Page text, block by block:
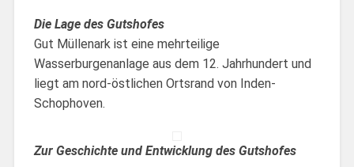
Die Lage des Gutshofes
Gut Müllenark ist eine mehrteilige
Wasserburgenanlage aus dem 12. Jahrhundert und
liegt am nord-östlichen Ortsrand von Inden-
Schophoven.
Zur Geschichte und Entwicklung des Gutshofes